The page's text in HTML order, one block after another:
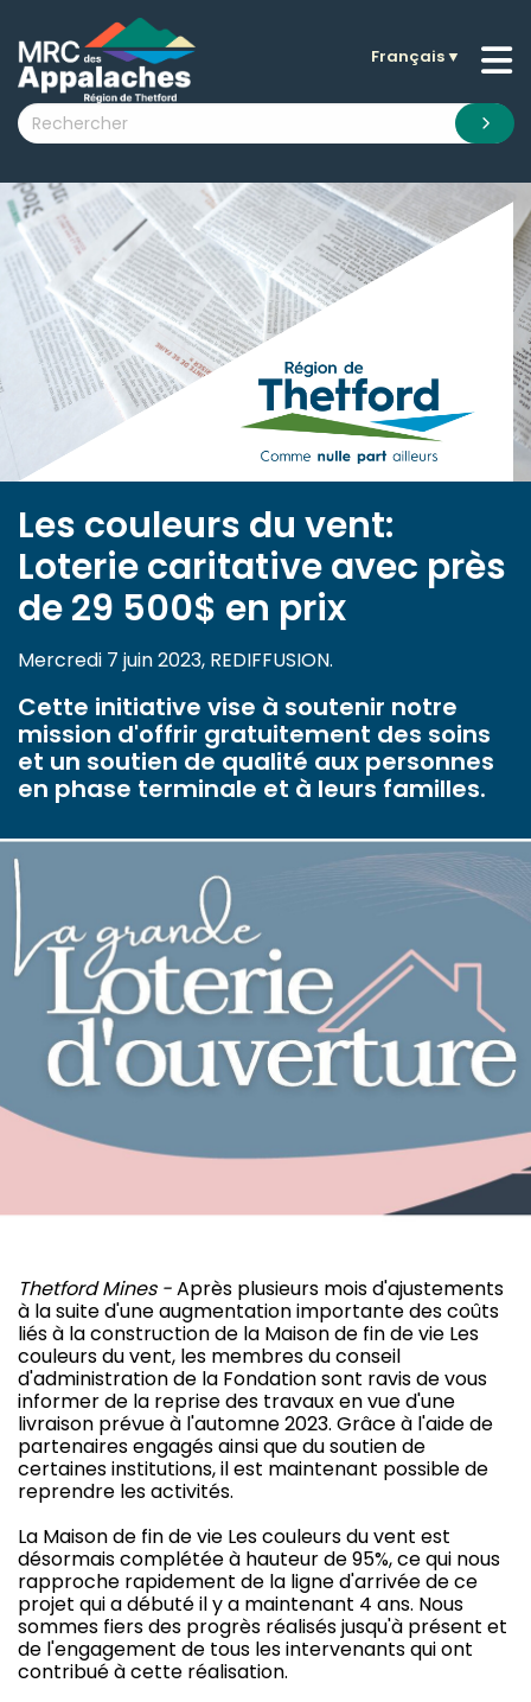
submenu (La MRC )
submenu (Citoyens )
submenu (Visiteurs )
submenu (Nouvelles )
submenu (Documentation )
Français▼
Les couleurs du vent:
Loterie caritative avec près
de 29 500$ en prix
Mercredi 7 juin 2023, REDIFFUSION.
Cette initiative vise à soutenir notre
mission d'offrir gratuitement des soins
et un soutien de qualité aux personnes
en phase terminale et à leurs familles.
Thetford Mines -Après plusieurs mois d'ajustements
à la suite d'une augmentation importante des coûts
liés à la construction de la Maison de fin de vie Les
couleurs du vent, les membres du conseil
d'administration de la Fondation sont ravis de vous
informer de la reprise des travaux en vue d'une
livraison prévue à l'automne 2023. Grâce à l'aide de
partenaires engagés ainsi que du soutien de
certaines institutions, il est maintenant possible de
reprendre les activités.
La Maison de fin de vie Les couleurs du vent est
désormais complétée à hauteur de 95%, ce qui nous
rapproche rapidement de la ligne d'arrivée de ce
projet qui a débuté il y a maintenant 4 ans. Nous
sommes fiers des progrès réalisés jusqu'à présent et
de l'engagement de tous les intervenants qui ont
contribué à cette réalisation.